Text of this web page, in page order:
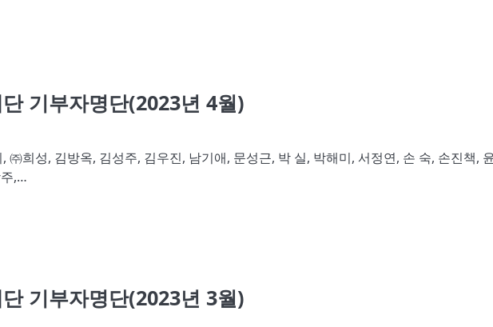
기부자명단(2023년 4월)
㈜희성, 김방옥, 김성주, 김우진, 남기애, 문성근, 박 실, 박해미, 서정연, 손 숙, 손진책,
,…
기부자명단(2023년 3월)